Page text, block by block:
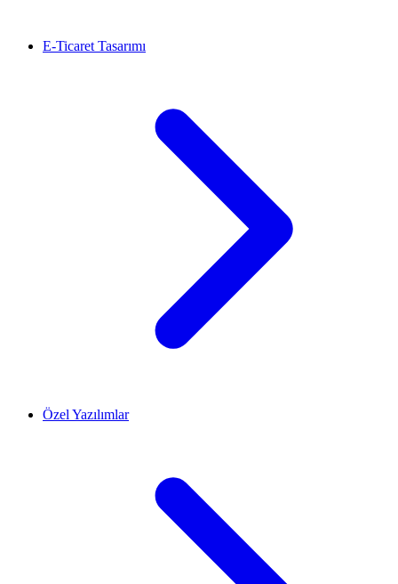
E-Ticaret Tasarımı
Özel Yazılımlar